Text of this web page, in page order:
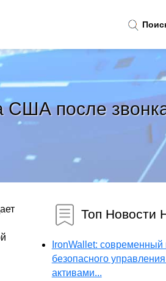
США после
Топ Новости
IronWallet: современный
безопасного
активами...